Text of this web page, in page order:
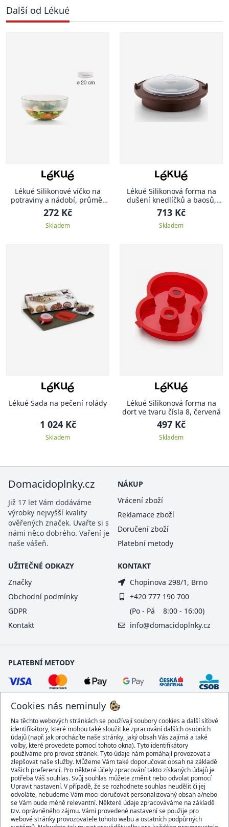
Další od Lékué
Lékué Silikonové víčko na
potraviny a nádobí, průměr
20 cm, průhledná
272 Kč
Skladem
Lékué Silikonová forma na
dušení knedlíčků a baosů,
hnědá
713 Kč
Skladem
Lékué Sada na pečení rolády
1 024 Kč
Skladem
Lékué Silikonová forma na
dort ve tvaru čísla 8, červená
497 Kč
Skladem
Cookies nás neminuly
Na těchto webových stránkách se používají soubory cookies a další síťové
identifikátory, které mohou také sloužit ke zpracování dalších osobních
údajů (např. jak procházíte naše stránky, jaký obsah Vás zajímá a také
volby, které provedete pomocí tohoto okna). Tyto identifikátory
používáme pro provoz stránek. Tyto údaje nám pomáhají provozovat a
zlepšovat naše služby. Můžeme Vám také doporučovat obsah na základě
Vašich preferencí. Pro některé účely zpracování takto získaných údajů je
potřeba Váš souhlas. Svůj souhlas můžete změnit nebo odvolat pomocí
Upravit nastavení. V případě, že se rozhodnete souhlas neudělit či jej
odvoláte, nebudeme Vám moci doručovat personalizovaný obsah a/nebo
se Vám bude méně relevantní. Některé údaje zpracováváme na základě
tzv. oprávněného zájmu. Vámi provedené nastavení se použije pro
webové stránky provozovatele tohoto webu a ostatních podpůrných
Domacidoplnky.cz
Již 17 let Vám dodáváme
výrobky nejvyšší kvality
ověřených značek. Uvařte si s
námi něco dobrého. Vaření je
naše vášeň.
NÁKUP
Vrácení zboží
Reklamace zboží
Doručení zboží
Platební metody
UŽITEČNÉ ODKAZY
Značky
Obchodní podmínky
GDPR
Kontakt
KONTAKT
Chopinova 298/1, Brno
+420 777 190 700
(Po - Pá 8:00 - 16:00)
info@domacidoplnky.cz
PLATEBNÍ METODY
DOPRAVCI
BEZPEČNÝ OBCHOD